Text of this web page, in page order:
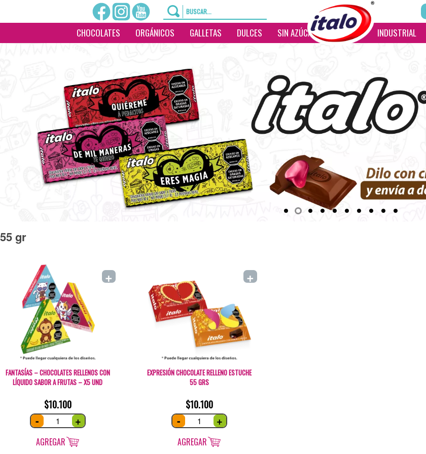
CHOCOLATES ORGÁNICOS GALLETAS DULCES SIN AZÚCAR __________ INDUSTRIAL
55 gr
FANTASÍAS – CHOCOLATES RELLENOS CON
LÍQUIDO SABOR A FRUTAS – X5 UND
$10.100
- Fantasías
Chocolates
con
líquido
+
AGREGAR
+
EXPRESIÓN CHOCOLATE RELLENO ESTUCHE
55 GRS
$10.100
- Expresión
Chocolate
relleno
55
grs
+
AGREGAR
+